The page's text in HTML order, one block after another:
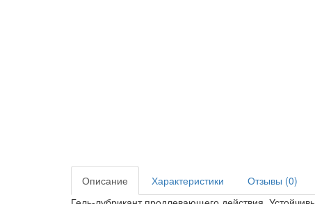
Описание Характеристики
Отзывы (0)